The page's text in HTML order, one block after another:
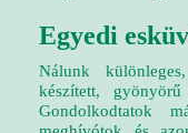
Egyedi
Nálunk
készített,
Gondolkodtatok